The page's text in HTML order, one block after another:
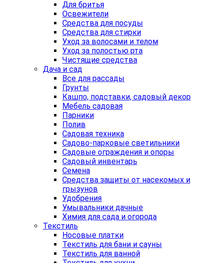
Для бритья
Освежители
Средства для посуды
Средства для стирки
Уход за волосами и телом
Уход за полостью рта
Чистящие средства
Дача и сад
Все для рассады
Грунты
Кашпо, подставки, садовый декор
Мебель садовая
Парники
Полив
Садовая техника
Садово-парковые светильники
Садовые ограждения и опоры
Садовый инвентарь
Семена
Средства защиты от насекомых и
грызунов
Удобрения
Умывальники дачные
Химия для сада и огорода
Текстиль
Носовые платки
Текстиль для бани и сауны
Текстиль для ванной